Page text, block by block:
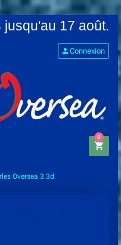
17 août.
personConnexion
shopping_cart
0
Oversea 3.3d